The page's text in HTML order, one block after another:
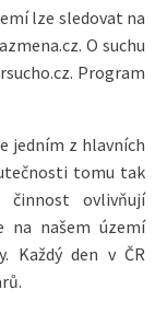
lze sledovat na
O suchu
Program
jedním z hlavních
tomu tak
činnost ovlivňují
na našem území
Každý den v ČR